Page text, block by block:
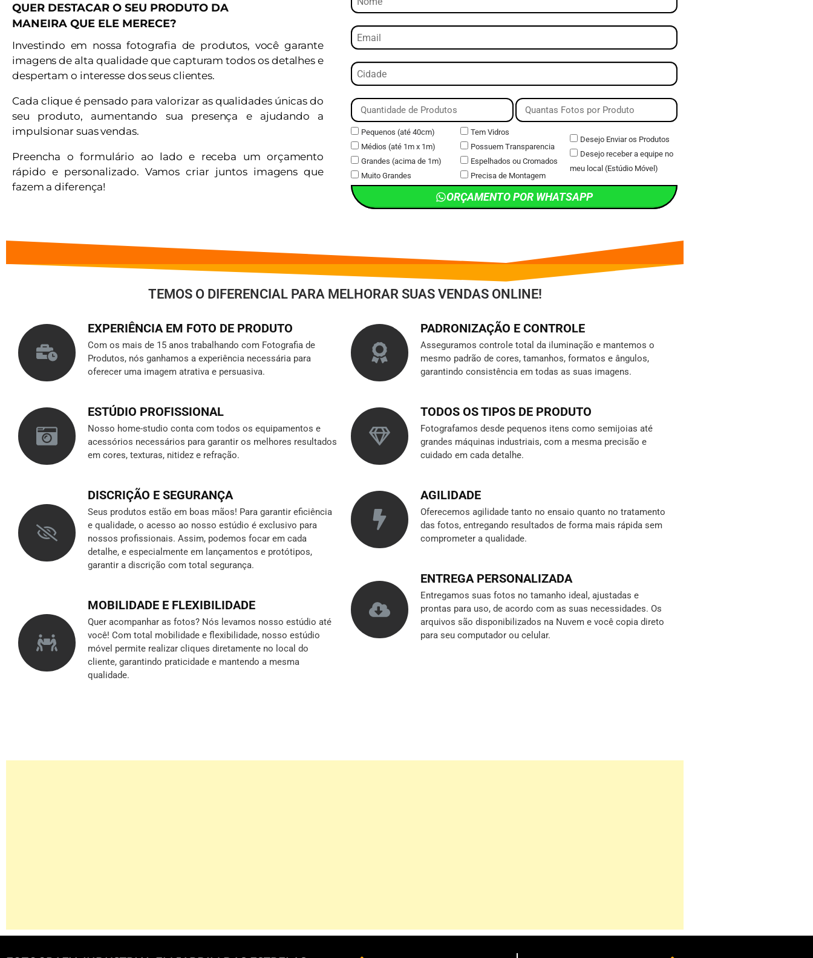
QUER DESTACAR O SEU PRODUTO DA
MANEIRA QUE ELE MERECE?
Investindo em nossa fotografia de produtos, você garante
imagens de alta qualidade que capturam todos os detalhes e
despertam o interesse dos seus clientes.
Cada clique é pensado para valorizar as qualidades únicas do
seu produto, aumentando sua presença e ajudando a
impulsionar suas vendas.
Preencha o formulário ao lado e receba um orçamento
rápido e personalizado. Vamos criar juntos imagens que
fazem a diferença!
Pequenos (até 40cm)
Médios (até 1m x 1m)
Grandes (acima de 1m)
Muito Grandes
Tem Vidros
Possuem Transparencia
Espelhados ou Cromados
Precisa de Montagem
Desejo Enviar os Produtos
Desejo receber a equipe no
meu local (Estúdio Móvel)
ORÇAMENTO POR WHATSAPP
TEMOS O DIFERENCIAL PARA MELHORAR SUAS VENDAS ONLINE!
EXPERIÊNCIA EM FOTO DE PRODUTO
Com os mais de 15 anos trabalhando com Fotografia de
Produtos, nós ganhamos a experiência necessária para
oferecer uma imagem atrativa e persuasiva.
ESTÚDIO PROFISSIONAL
Nosso home-studio conta com todos os equipamentos e
acessórios necessários para garantir os melhores resultados
em cores, texturas, nitidez e refração.
DISCRIÇÃO E SEGURANÇA
Seus produtos estão em boas mãos! Para garantir eficiência
e qualidade, o acesso ao nosso estúdio é exclusivo para
nossos profissionais. Assim, podemos focar em cada
detalhe, e especialmente em lançamentos e protótipos,
garantir a discrição com total segurança.
MOBILIDADE E FLEXIBILIDADE
Quer acompanhar as fotos? Nós levamos nosso estúdio até
você! Com total mobilidade e flexibilidade, nosso estúdio
móvel permite realizar cliques diretamente no local do
cliente, garantindo praticidade e mantendo a mesma
qualidade.
PADRONIZAÇÃO E CONTROLE
Asseguramos controle total da iluminação e mantemos o
mesmo padrão de cores, tamanhos, formatos e ângulos,
garantindo consistência em todas as suas imagens.
TODOS OS TIPOS DE PRODUTO
Fotografamos desde pequenos itens como semijoias até
grandes máquinas industriais, com a mesma precisão e
cuidado em cada detalhe.
AGILIDADE
Oferecemos agilidade tanto no ensaio quanto no tratamento
das fotos, entregando resultados de forma mais rápida sem
comprometer a qualidade.
ENTREGA PERSONALIZADA
Entregamos suas fotos no tamanho ideal, ajustadas e
prontas para uso, de acordo com as suas necessidades. Os
arquivos são disponibilizados na Nuvem e você copia direto
para seu computador ou celular.